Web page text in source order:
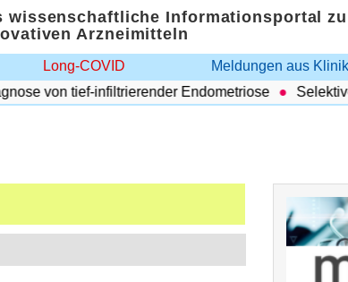
wissenschaftliche Informationsportal zu
Arzneimitteln
Long-COVID Meldungen aus
von tief-infiltrierender Endometriose Selektiver